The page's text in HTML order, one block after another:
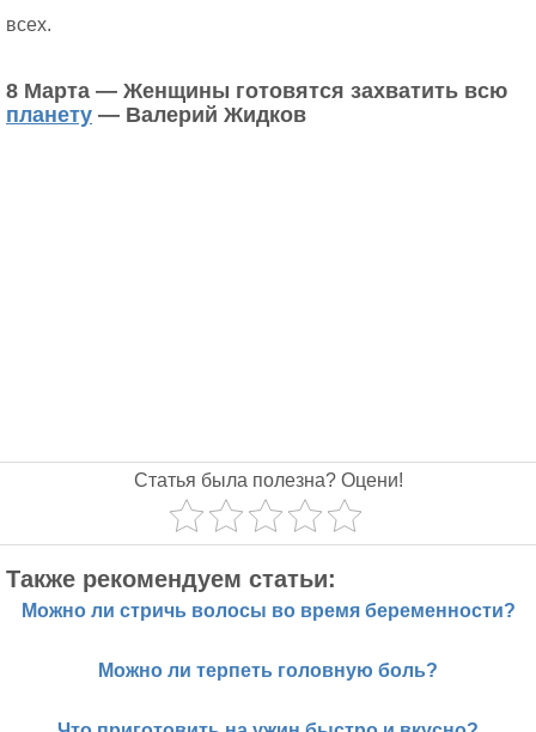
всех.
8 Марта — Женщины готовятся захватить всю
планету — Валерий Жидков
Статья была полезна? Оцени!
Также рекомендуем статьи:
Можно ли стричь волосы во время беременности?
Можно ли терпеть головную боль?